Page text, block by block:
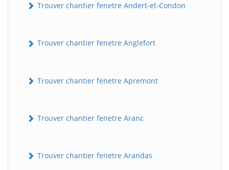
Trouver chantier fenetre Andert-et-Condon
Trouver chantier fenetre Anglefort
Trouver chantier fenetre Apremont
Trouver chantier fenetre Aranc
Trouver chantier fenetre Arandas